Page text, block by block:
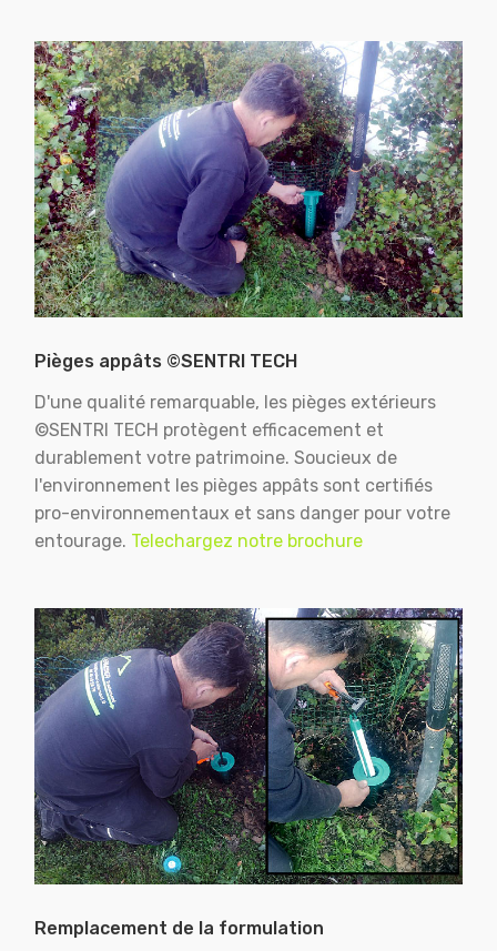
Pièges appâts ©SENTRI TECH
D'une qualité remarquable, les pièges extérieurs
©SENTRI TECH protègent efficacement et
durablement votre patrimoine. Soucieux de
l'environnement les pièges appâts sont certifiés
pro-environnementaux et sans danger pour votre
entourage. Telechargez notre brochure
Remplacement de la formulation